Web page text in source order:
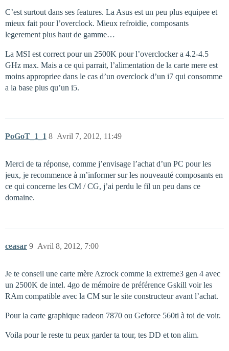
C’est surtout dans ses features. La Asus est un peu plus equipee et
mieux fait pour l’overclock. Mieux refroidie, composants
legerement plus haut de gamme…
La MSI est correct pour un 2500K pour l’overclocker a 4.2-4.5
GHz max. Mais a ce qui parrait, l’alimentation de la carte mere est
moins appropriee dans le cas d’un overclock d’un i7 qui consomme
a la base plus qu’un i5.
PoGoT_1_1 Avril 7, 2012, 11:49
8
Merci de ta réponse, comme j’envisage l’achat d’un PC pour les
jeux, je recommence à m’informer sur les nouveauté composants en
ce qui concerne les CM / CG, j’ai perdu le fil un peu dans ce
domaine.
ceasar Avril 8, 2012, 7:00
9
Je te conseil une carte mère Azrock comme la extreme3 gen 4 avec
un 2500K de intel. 4go de mémoire de préférence Gskill voir les
RAm compatible avec la CM sur le site constructeur avant l’achat.
Pour la carte graphique radeon 7870 ou Geforce 560ti à toi de voir.
Voila pour le reste tu peux garder ta tour, tes DD et ton alim.